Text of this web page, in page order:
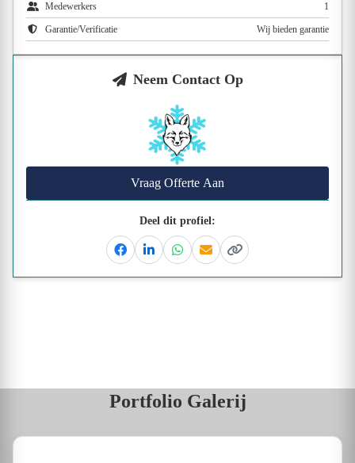
Medewerkers 1
Garantie/Verificatie Wij bieden garantie
Neem Contact Op
Vraag Offerte Aan
Deel dit profiel:
FacebookLinkedinWhatsapp
EmailKopieer link
Portfolio Galerij